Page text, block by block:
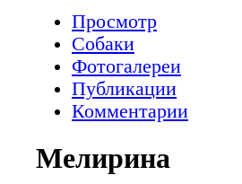
Просмотр
Собаки
Фотогалереи
Публикации
Комментарии
Мелирина